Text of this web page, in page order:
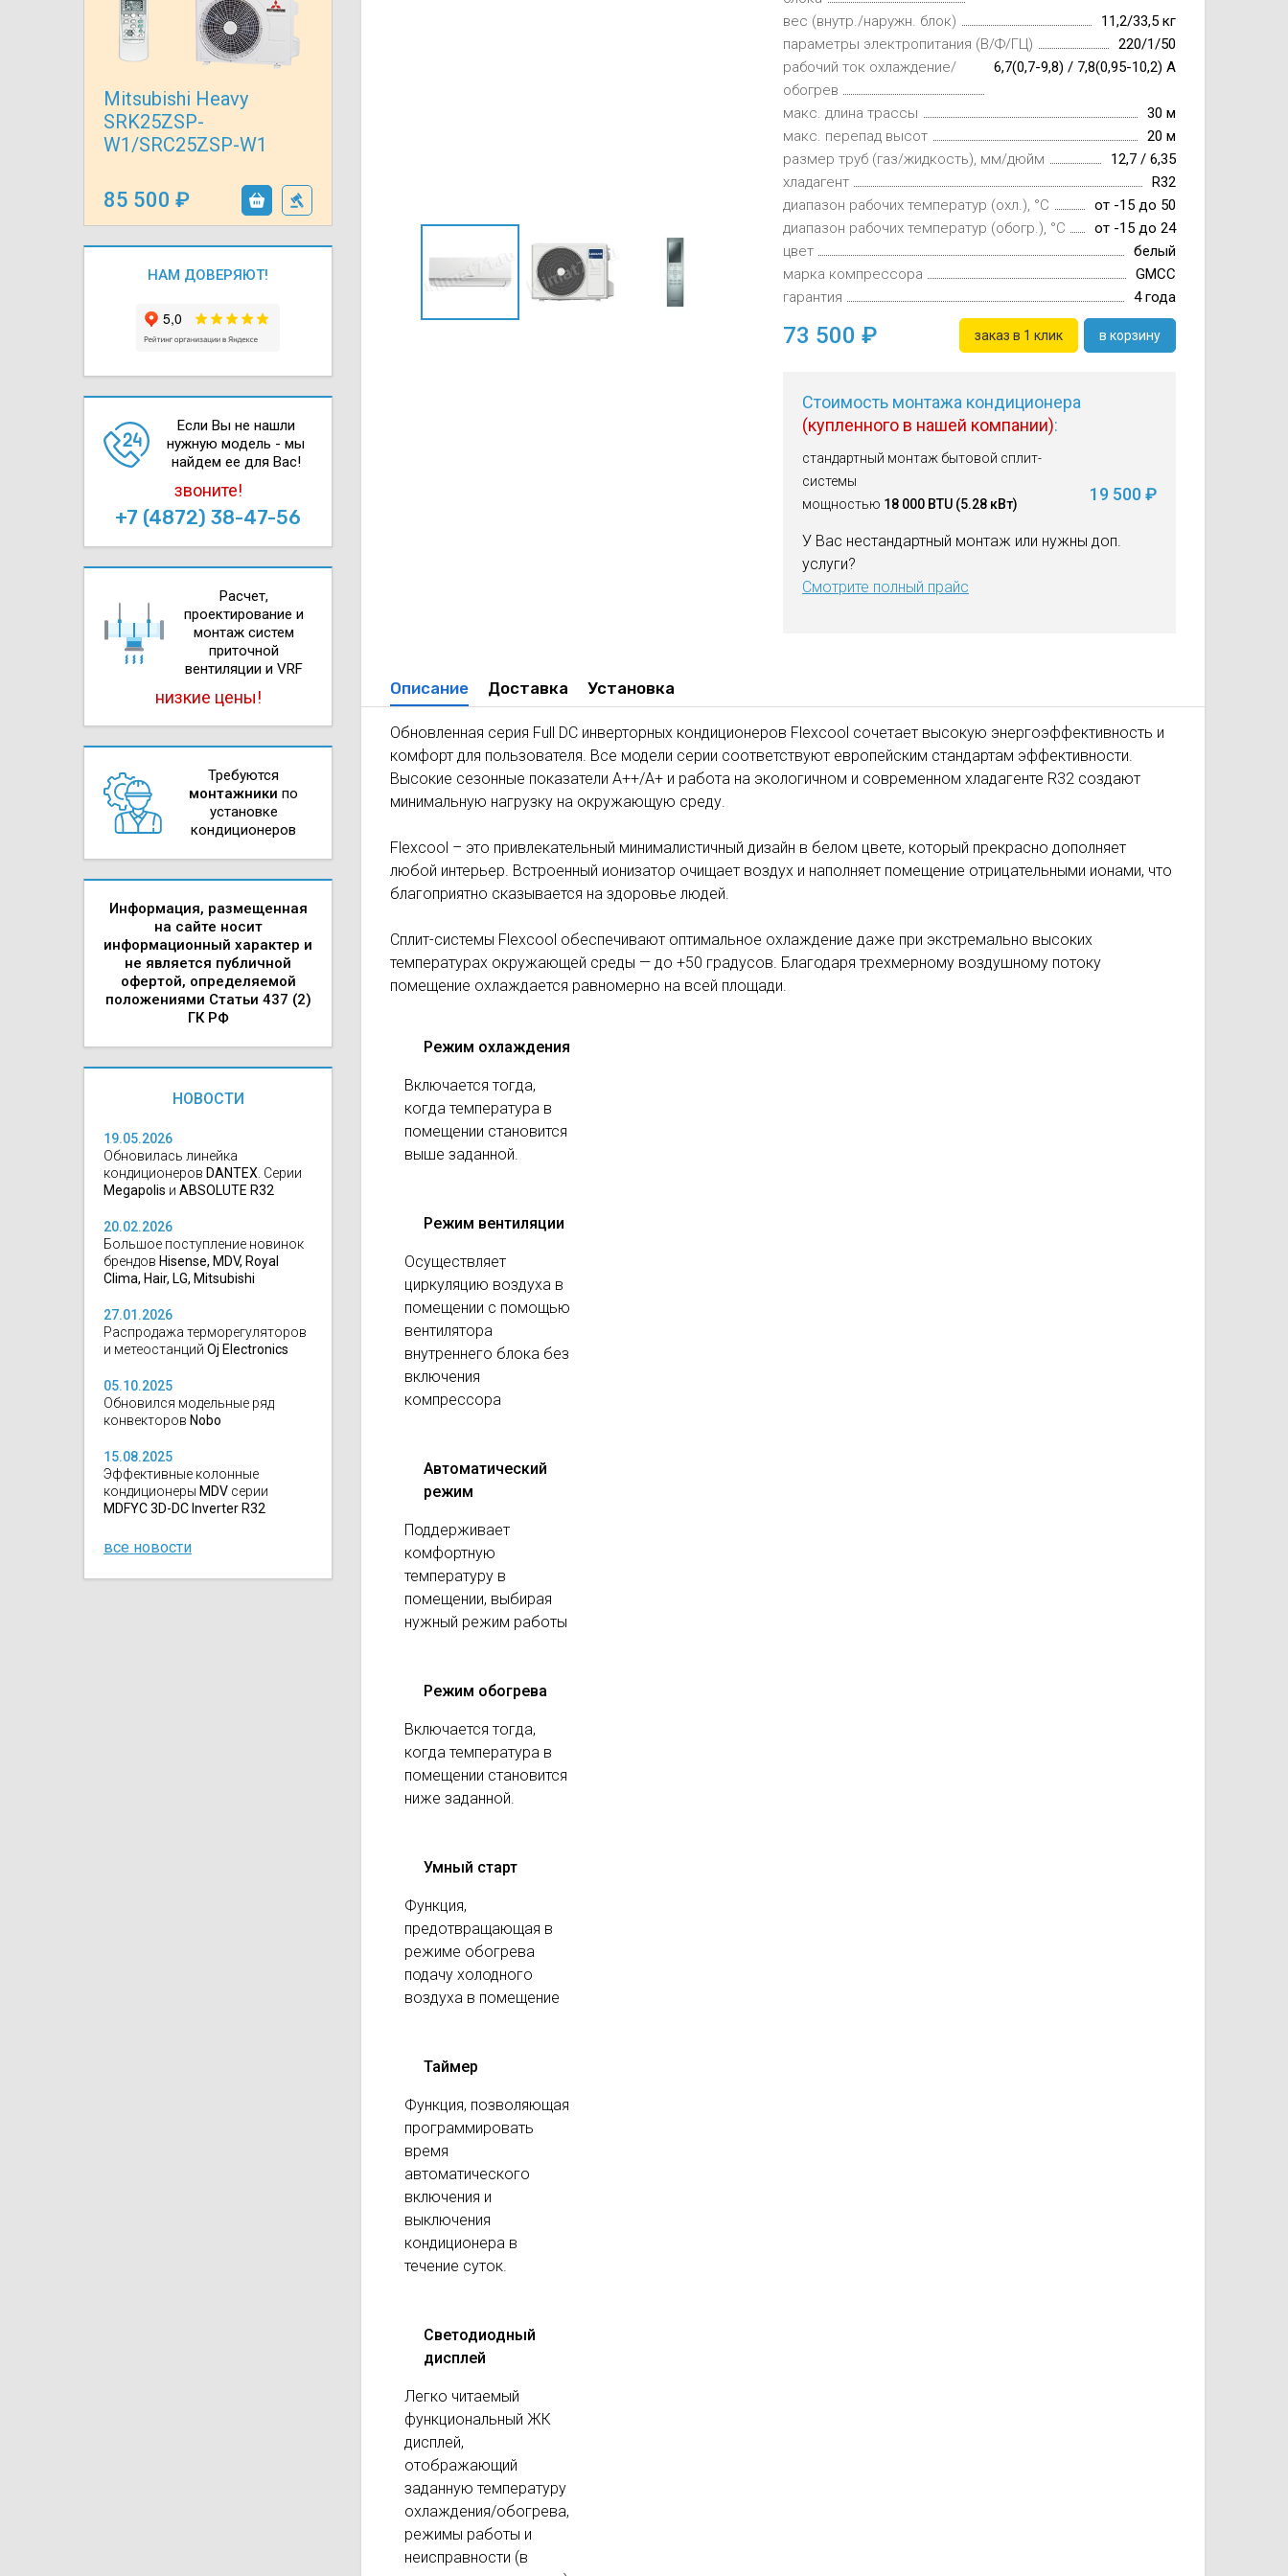
Mitsubishi Heavy
SRK25ZSP-
W1/SRC25ZSP-W1
85 500
НАМ ДОВЕРЯЮТ!
Если Вы не нашли
нужную модель - мы
найдем ее для Вас!
звоните!
+7 (4872) 38-47-56
Расчет,
проектирова­ние и
монтаж систем
приточной
вентиляции и VRF
низкие цены!
Требуются
монтажники по
установке
кондиционеров
Информация, размещенная
на сайте носит
информационный характер и
не является публичной
офертой, определяемой
положениями Статьи 437 (2)
ГК РФ
НОВОСТИ
19.05.2026
Обновилась линейка
кондиционеров DANTEX. Серии
Megapolis и ABSOLUTE R32
20.02.2026
Большое поступление новинок
брендов Hisense, MDV, Royal
Clima, Hair, LG, Mitsubishi
27.01.2026
Распродажа терморегуляторов
и метеостанций Oj Electronics
05.10.2025
Обновился модельные ряд
конвекторов Nobo
15.08.2025
Эффективные колонные
кондиционеры MDV серии
MDFYC 3D-DC Inverter R32
все новости
вес (внутр./наружн. блок)
11,2/33,5 кг
параметры электропитания (В/Ф/ГЦ)
220/1/50
рабочий ток охлаждение/
обогрев
6,7(0,7-9,8) / 7,8(0,95-10,2) А
макс. длина трассы
30 м
макс. перепад высот
20 м
размер труб (газ/жидкость), мм/дюйм
12,7 / 6,35
хладагент
R32
диапазон рабочих температур (охл.), °С
от -15 до 50
диапазон рабочих температур (обогр.), °С
от -15 до 24
цвет
белый
марка компрессора
GMCC
гарантия
4 года
73 500 заказ в 1 клик в корзину
Стоимость монтажа кондиционера
(купленного в нашей компании):
стандартный монтаж бытовой сплит-
системы
мощностью 18 000 BTU (5.28 кВт) 19 500
У Вас нестандартный монтаж или нужны доп.
услуги?
Смотрите полный прайс
Описание Доставка Установка
Обновленная серия Full DC инверторных кондиционеров Flexcool сочетает высокую энергоэффективность и
комфорт для поль­зователя. Все модели серии соответствуют европейским стан­дартам эффективности.
Высокие сезонные показатели А++/А+ и работа на экологичном и современном хладагенте R32 создают
минимальную нагрузку на окружающую среду.
Flexcool – это привлекательный минималистичный дизайн в бе­лом цвете, который прекрасно дополняет
любой интерьер. Встро­енный ионизатор очищает воздух и наполняет помещение отри­цательными ионами, что
благоприятно сказывается на здоровье людей.
Сплит-системы Flexcool обеспечивают оптимальное охлажде­ние даже при экстремально высоких
температурах окружающей среды — до +50 градусов. Благодаря трехмерному воздушному потоку
помещение охлаждается равномерно на всей площади.
Режим охлаждения
Включается тогда,
когда температура в
помещении становится
выше заданной.
Режим вентиляции
Осуществляет
циркуляцию воздуха в
помещении с помощью
вентилятора
внутреннего блока без
включения
компрессора
Автоматический
режим
Поддерживает
комфортную
температуру в
помещении, выбирая
нужный режим работы
Режим обогрева
Включается тогда,
когда температура в
помещении становится
ниже заданной.
Умный старт
Функция,
предотвращающая в
режиме обогрева
подачу холодного
воздуха в помещение
Таймер
Функция, позволяющая
программировать
время
автоматического
включения и
выключения
кондиционера в
течение суток.
Светодиодный
дисплей
Легко читаемый
функциональный ЖК
дисплей,
отображающий
заданную температуру
охлаждения/обогрева,
режимы работы и
неисправности (в
Cхема 12 (FN-S) - для фанкойла